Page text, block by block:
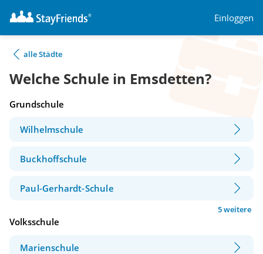
Einloggen
alle Städte
Welche Schule in Emsdetten?
Grundschule
Wilhelmschule
Buckhoffschule
Paul-Gerhardt-Schule
5 weitere
Volksschule
Marienschule